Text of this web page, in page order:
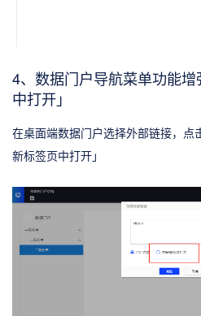
4、数据门户导航菜单功能
中打开」
在桌面端数据门户选择外部链接，点
新标签页中打开」